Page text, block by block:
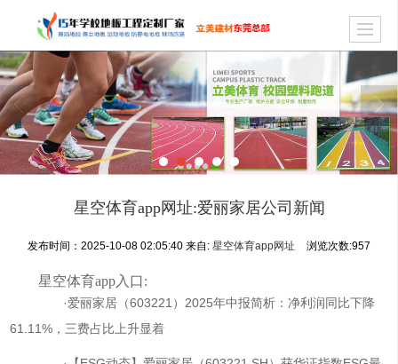
星空体育app网址:爱丽家居公司新闻
发布时间：2025-10-08 02:05:40 来自: 星空体育app网址 浏览次数:957
星空体育app入口:
·爱丽家居（603221）2025年中报简析：净利润同比下降
61.11%，三费占比上升显着